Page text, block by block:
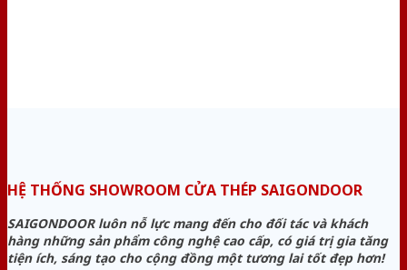
HỆ THỐNG SHOWROOM CỬA THÉP SAIGONDOOR
SAIGONDOOR luôn nỗ lực mang đến cho đối tác và khách
hàng những sản phẩm công nghệ cao cấp, có giá trị gia tăng
tiện ích, sáng tạo cho cộng đồng một tương lai tốt đẹp hơn!